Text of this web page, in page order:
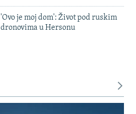
'Ovo je moj dom': Život pod ruskim
dronovima u Hersonu